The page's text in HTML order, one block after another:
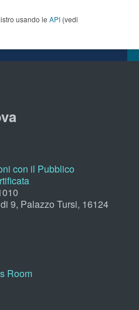
usando le API (vedi
con il Pubblico
9, Palazzo Tursi, 16124
Room